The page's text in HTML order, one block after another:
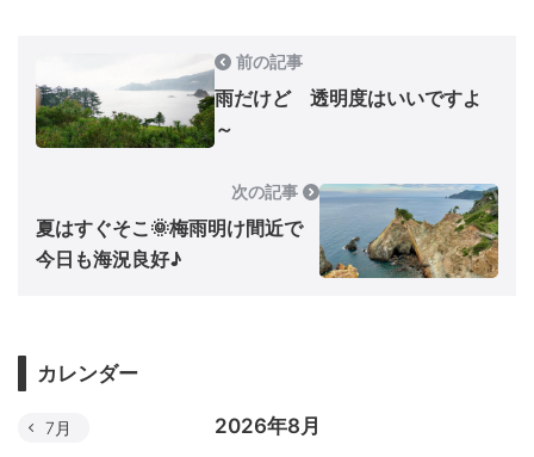
前の記事
雨だけど 透明度はいいですよ
～
次の記事
夏はすぐそこ🌞梅雨明け間近で
今日も海況良好♪
カレンダー
2026年8月
7月